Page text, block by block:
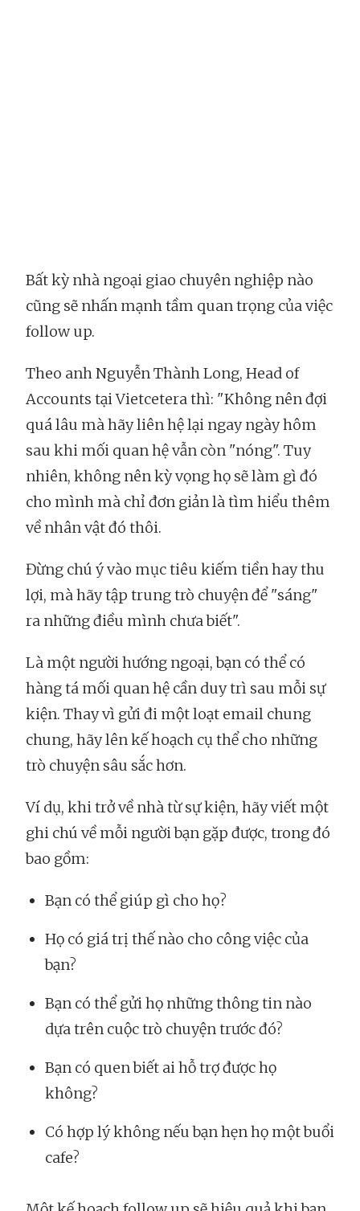
Bất kỳ nhà ngoại giao chuyên nghiệp nào
cũng sẽ nhấn mạnh tầm quan trọng của việc
follow up.
Theo anh Nguyễn Thành Long, Head of
Accounts tại Vietcetera thì: "Không nên đợi
quá lâu mà hãy liên hệ lại ngay ngày hôm
sau khi mối quan hệ vẫn còn "nóng". Tuy
nhiên, không nên kỳ vọng họ sẽ làm gì đó
cho mình mà chỉ đơn giản là tìm hiểu thêm
về nhân vật đó thôi.
Đừng chú ý vào mục tiêu kiếm tiền hay thu
lợi, mà hãy tập trung trò chuyện để "sáng"
ra những điều mình chưa biết".
Là một người hướng ngoại, bạn có thể có
hàng tá mối quan hệ cần duy trì sau mỗi sự
kiện. Thay vì gửi đi một loạt email chung
chung, hãy lên kế hoạch cụ thể cho những
trò chuyện sâu sắc hơn.
Ví dụ, khi trở về nhà từ sự kiện, hãy viết một
ghi chú về mỗi người bạn gặp được, trong đó
bao gồm:
Bạn có thể giúp gì cho họ?
Họ có giá trị thế nào cho công việc của
bạn?
Bạn có thể gửi họ những thông tin nào
dựa trên cuộc trò chuyện trước đó?
Bạn có quen biết ai hỗ trợ được họ
không?
Có hợp lý không nếu bạn hẹn họ một buổi
cafe?